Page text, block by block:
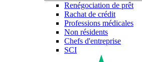
Renégociation de prêt
Rachat de crédit
Professions médicales
Non résidents
Chefs d'entreprise
SCI